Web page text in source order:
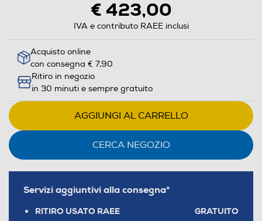
€ 423,00
IVA e contributo RAEE inclusi
Acquisto online
con consegna € 7,90
Ritiro in negozio
in 30 minuti e sempre gratuito
AGGIUNGI AL CARRELLO
CERCA NEGOZIO
Servizi aggiuntivi alla consegna*
RITIRO USATO RAEE GRATUITO